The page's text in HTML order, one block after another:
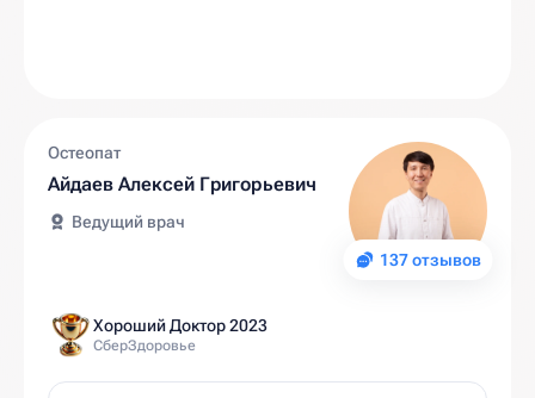
137 отзывов
Остеопат
Айдаев Алексей Григорьевич
Ведущий врач
Хороший Доктор 2023
СберЗдоровье